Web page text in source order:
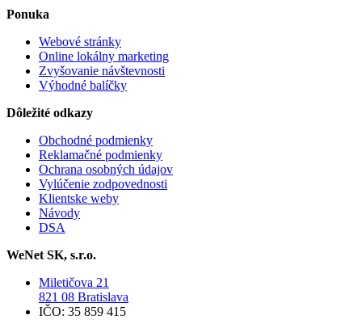
Ponuka
Webové stránky
Online lokálny marketing
Zvyšovanie návštevnosti
Výhodné balíčky
Dôležité odkazy
Obchodné podmienky
Reklamačné podmienky
Ochrana osobných údajov
Vylúčenie zodpovednosti
Klientske weby
Návody
DSA
WeNet SK, s.r.o.
Miletičova 21
821 08 Bratislava
IČO: 35 859 415